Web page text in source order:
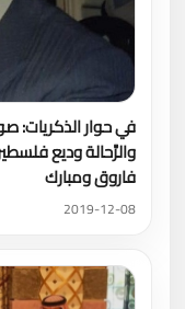
في حوار الذكريات:
والرَّحالة وديع
فاروق ومبارك
2019-12-08